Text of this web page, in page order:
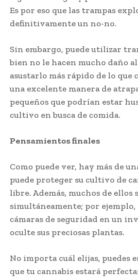
Es por eso que las trampas
definitivamente un no-no.
Sin embargo, puede utilizar
bien no le hacen mucho daño
asustarlo más rápido de lo que
una excelente manera de
pequeños que podrían estar
cultivo en busca de comida.
Pensamientos finales
Como puede ver, hay más de
puede proteger su cultivo de
libre. Además, muchos de ellos
simultáneamente; por
cámaras de seguridad en un
oculte sus preciosas plantas.
No importa cuál elijas, puedes
que tu cannabis estará